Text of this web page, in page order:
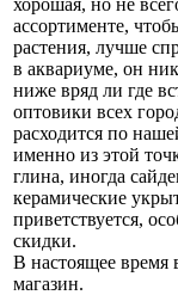
ассортименте,
растения, лучше
в аквариуме, он
ниже вряд ли где
оптовики всех
расходится по
именно из этой
глина, иногда
керамические
приветствуется,
скидки.
В настоящее время
магазин.